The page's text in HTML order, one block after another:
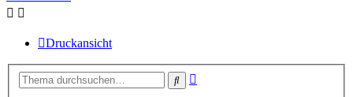
Druckansicht
Suche